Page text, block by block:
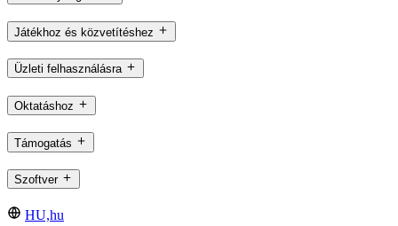
Játékhoz és közvetítéshez
Üzleti felhasználásra
Oktatáshoz
Támogatás
Szoftver
HU,hu